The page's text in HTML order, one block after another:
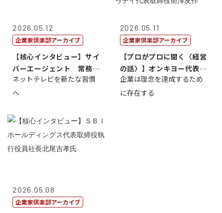
2026.05.12
企業家倶楽部アーカイブ
【核心インタビュー】サイ
バーエージェント 常務取
締役 小池政...
ネットテレビを新たな習慣
へ
2026.05.11
企業家倶楽部アーカイブ
【プロがプロに聞く〈経営
の話〉】オンキヨー代表取
締役会長兼社...
企業は理念を達成するため
に存在する
2026.05.08
企業家倶楽部アーカイブ